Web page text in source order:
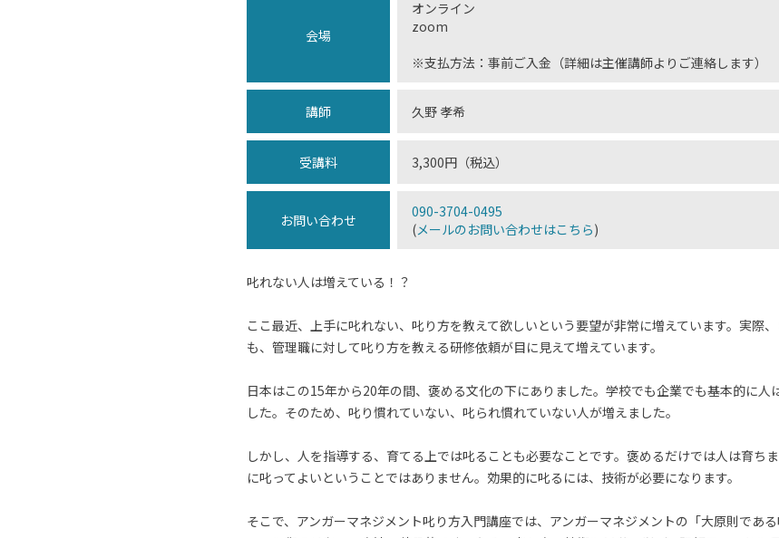
会場
オンライン
zoom
※支払方法：事前ご入金（詳細は主催講師よりご連絡します）
講師 久野 孝希
受講料 3,300円（税込）
お問い合わせ
090-3704-0495
(メールのお問い合わせはこちら)
叱れない人は増えている！？
ここ最近、上手に叱れない、叱り方を教えて欲しいという要望が非常に増えています。実際
も、管理職に対して叱り方を教える研修依頼が目に見えて増えています。
日本はこの15年から20年の間、褒める文化の下にありました。学校でも企業でも基本的に人
した。そのため、叱り慣れていない、叱られ慣れていない人が増えました。
しかし、人を指導する、育てる上では叱ることも必要なことです。褒めるだけでは人は育ち
に叱ってよいということではありません。効果的に叱るには、技術が必要になります。
そこで、アンガーマネジメント叱り方入門講座では、アンガーマネジメントの「大原則であ